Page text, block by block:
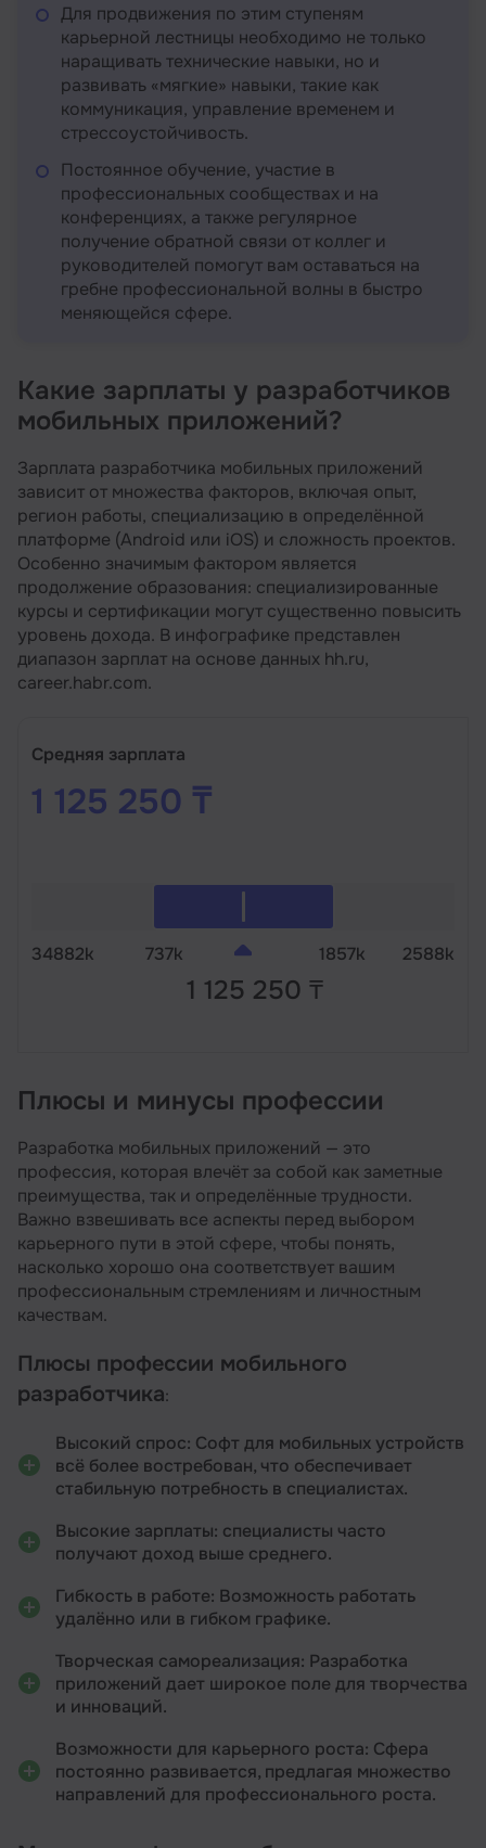
Для продвижения по этим ступеням
карьерной лестницы необходимо не только
наращивать технические навыки, но и
развивать «мягкие» навыки, такие как
коммуникация, управление временем и
стрессоустойчивость.
Постоянное обучение, участие в
профессиональных сообществах и на
конференциях, а также регулярное
получение обратной связи от коллег и
руководителей помогут вам оставаться на
гребне профессиональной волны в быстро
меняющейся сфере.
Какие зарплаты у разработчиков
мобильных приложений?
Зарплата разработчика мобильных приложений
зависит от множества факторов, включая опыт,
регион работы, специализацию в определённой
платформе (Android или iOS) и сложность проектов.
Особенно значимым фактором является
продолжение образования: специализированные
курсы и сертификации могут существенно повысить
уровень дохода. В инфографике представлен
диапазон зарплат на основе данных hh.ru,
career.habr.com.
Средняя зарплата
1 125 250 ₸
34882k 737k
1 125 250 ₸
1857k 2588k
Плюсы и минусы профессии
Разработка мобильных приложений — это
профессия, которая влечёт за собой как заметные
преимущества, так и определённые трудности.
Важно взвешивать все аспекты перед выбором
карьерного пути в этой сфере, чтобы понять,
насколько хорошо она соответствует вашим
профессиональным стремлениям и личностным
качествам.
Плюсы профессии мобильного
разработчика:
Высокий спрос: Софт для мобильных устройств
всё более востребован, что обеспечивает
стабильную потребность в специалистах.
Высокие зарплаты: специалисты часто
получают доход выше среднего.
Гибкость в работе: Возможность работать
удалённо или в гибком графике.
Творческая самореализация: Разработка
приложений дает широкое поле для творчества
и инноваций.
Возможности для карьерного роста: Сфера
постоянно развивается, предлагая множество
направлений для профессионального роста.